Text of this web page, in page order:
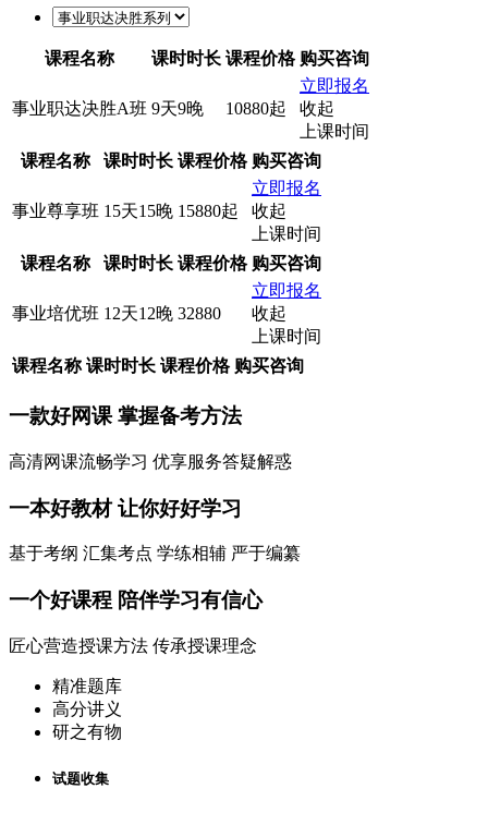
课程名称 课时时长 课程价格 购买咨询
事业职达决胜A班 9天9晚 10880起
立即报名
收起
上课时间
课程名称
课时时长 课程价格 购买咨询
事业尊享班 15天15晚 15880起
立即报名
收起
上课时间
课程名称
课时时长 课程价格 购买咨询
事业培优班 12天12晚 32880
立即报名
收起
上课时间
课程名称 课时时长 课程价格 购买咨询
一款好网课 掌握备考方法
高清网课流畅学习 优享服务答疑解惑
一本好教材让你好好学习
基于考纲 汇集考点 学练相辅 严于编纂
一个好课程 陪伴学习有信心
匠心营造授课方法 传承授课理念
精准题库
高分讲义
研之有物
试题收集